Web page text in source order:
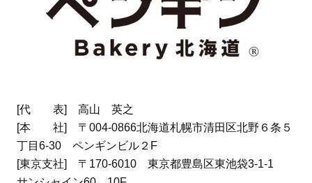
[代 表] 高山 英之
[本 社] 〒004-0866北海道札幌市清田区北野６条５
丁目6-30 ペンギンビル２F
[東京支社] 〒170-6010 東京都豊島区東池袋3-1-1